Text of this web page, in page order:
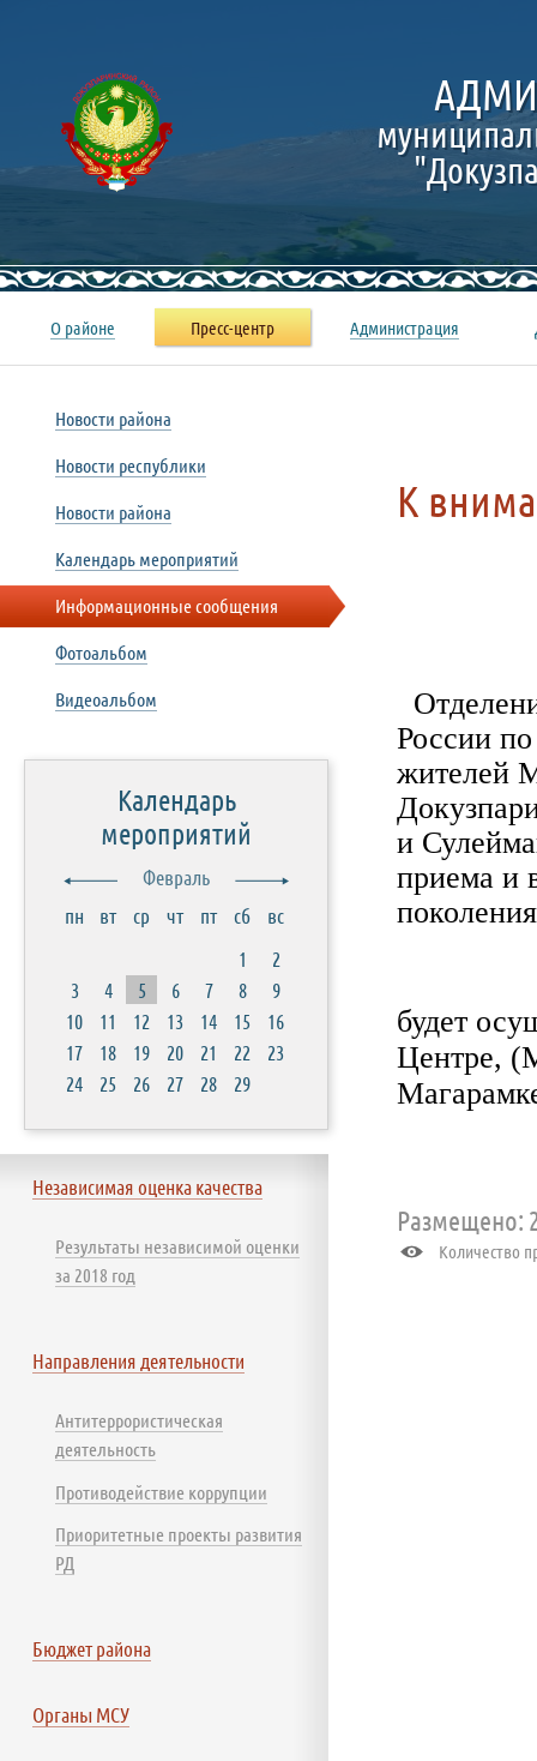
К
России
жителей
и
приема и
будет
Центре,
Размещено:
Количество
Новости района
Новости республики
Новости района
Календарь мероприятий
Информационные сообщения
Фотоальбом
Видеоальбом
Календарь
мероприятий
Февраль
пн
вт ср чт пт сб
вс
1
2
3
4 5 6 7 8
9
10
11 12 13 14 15
16
17
18 19 20 21 22
23
24
25 26 27 28 29
Независимая оценка качества
Результаты независимой оценки
за 2018 год
Направления деятельности
Антитеррористическая
деятельность
Противодействие коррупции
Приоритетные проекты развития
РД
Бюджет района
Органы МСУ
О районе Пресс-центр Администрация